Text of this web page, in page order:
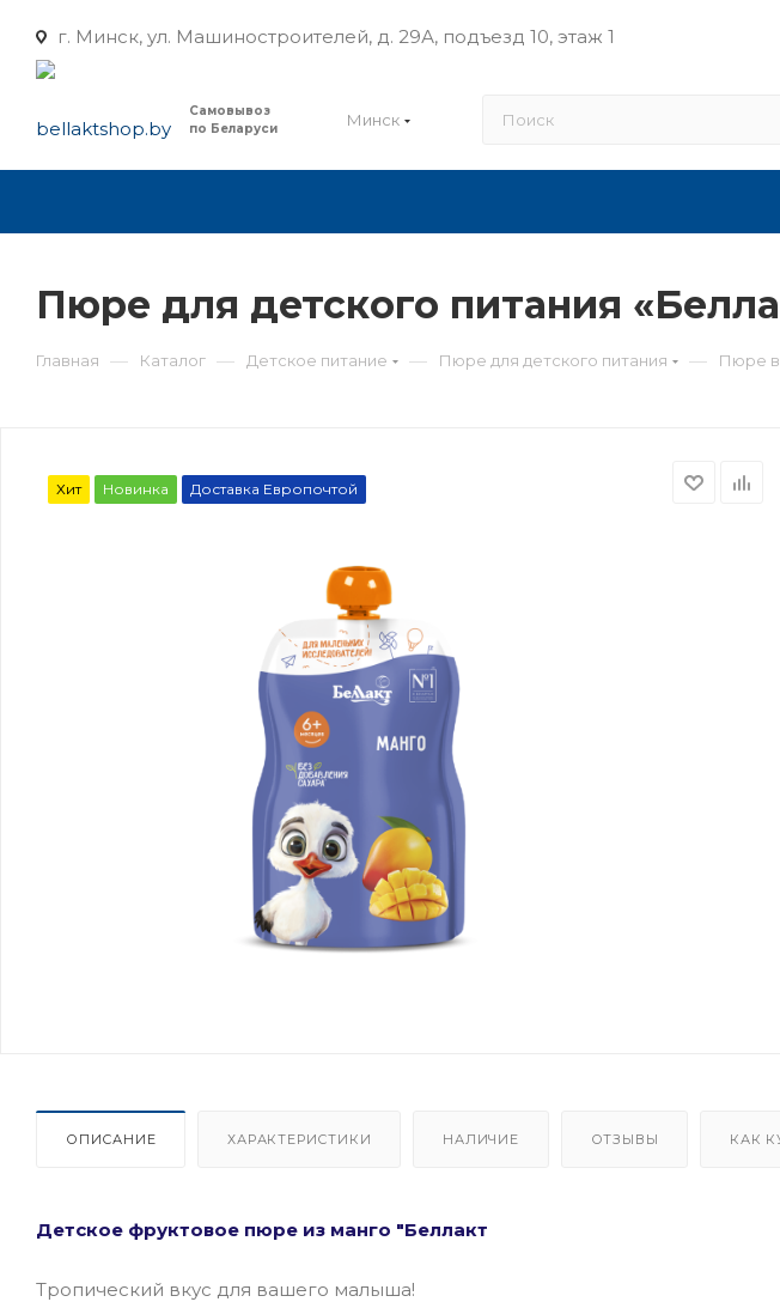
г. Минск, ул. Машиностроителей, д. 29А, подъезд 10, этаж 1
Самовывоз
по Беларуси
Минск
Пюре для детского питания
Главная — Каталог — Детское питание — Пюре для детского питания — Пюре в
Хит Новинка Доставка Европочтой
ОПИСАНИЕ ХАРАКТЕРИСТИКИ НАЛИЧИЕ ОТЗЫВЫ КАК
Детское фруктовое пюре из манго "Беллакт
Тропический вкус для вашего малыша!